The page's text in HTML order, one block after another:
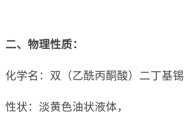
二、物理性质：
化学名：双（乙酰丙酮酸）二丁基锡
性状：淡黄色油状液体，